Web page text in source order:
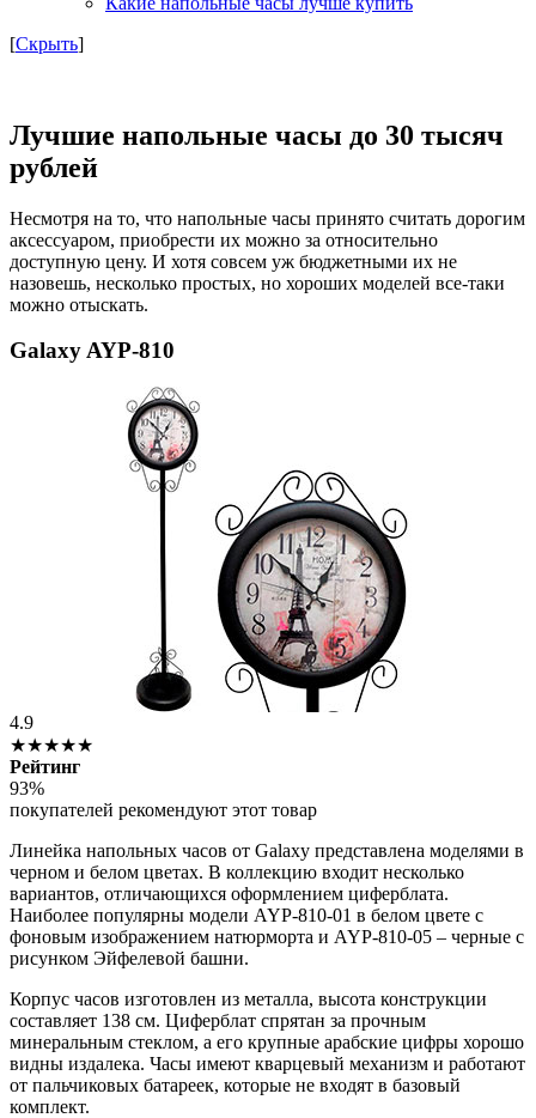
[Скрыть]
Лучшие напольные часы до 30 тысяч
рублей
Несмотря на то, что напольные часы принято считать дорогим
аксессуаром, приобрести их можно за относительно
доступную цену. И хотя совсем уж бюджетными их не
назовешь, несколько простых, но хороших моделей все-таки
можно отыскать.
Galaxy AYP-810
4.9
★★★★★
Рейтинг
93%
покупателей рекомендуют этот товар
Линейка напольных часов от Galaxy представлена моделями в
черном и белом цветах. В коллекцию входит несколько
вариантов, отличающихся оформлением циферблата.
Наиболее популярны модели AYP-810-01 в белом цвете с
фоновым изображением натюрморта и AYP-810-05 – черные с
рисунком Эйфелевой башни.
Корпус часов изготовлен из металла, высота конструкции
составляет 138 см. Циферблат спрятан за прочным
минеральным стеклом, а его крупные арабские цифры хорошо
видны издалека. Часы имеют кварцевый механизм и работают
от пальчиковых батареек, которые не входят в базовый
комплект.